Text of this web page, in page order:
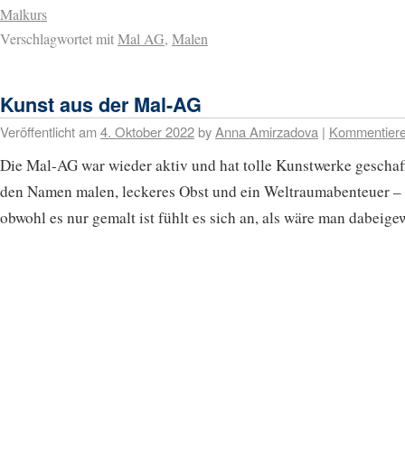
Malkurs
Verschlagwortet mitMal AG, Malen
Kunst aus der Mal-AG
Veröffentlicht am4. Oktober 2022byAnna Amirzadova |
Die Mal-AG war wieder aktiv und hat tolle Kunstwerke
den Namen malen, leckeres Obst und ein Weltraumabenteuer –
obwohl es nur gemalt ist fühlt es sich an, als wäre man